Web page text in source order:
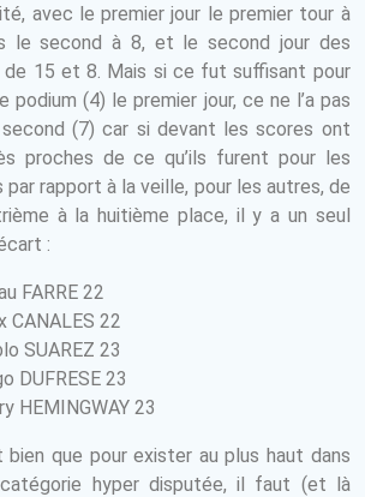
avec le premier jour le premier tour à
le second à 8, et le second jour des
de 15 et 8. Mais si ce fut suffisant pour
podium (4) le premier jour, ce ne l’a pas
(7) car si devant les scores ont
proches de ce qu’ils furent pour les
par rapport à la veille, pour les autres, de
à la huitième place, il y a un seul
:
FARRE 22
CANALES 22
SUAREZ 23
DUFRESE 23
HEMINGWAY 23
bien que pour exister au plus haut dans
hyper disputée, il faut (et là